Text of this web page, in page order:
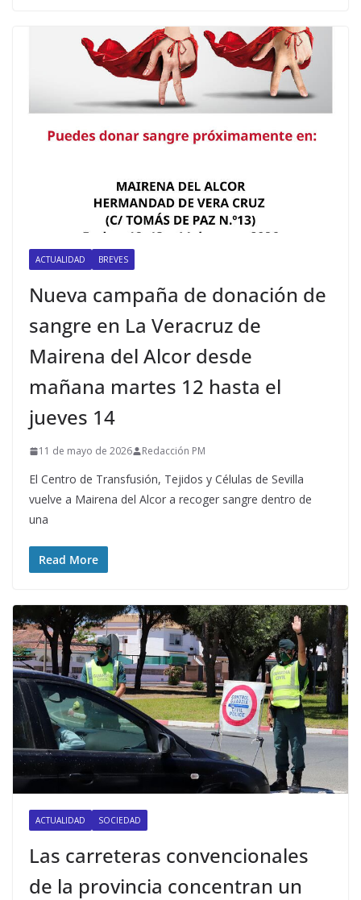
ACTUALIDAD BREVES
Nueva campaña de donación de
sangre en La Veracruz de
Mairena del Alcor desde
mañana martes 12 hasta el
jueves 14
11 de mayo de 2026 Redacción PM
El Centro de Transfusión, Tejidos y Células de Sevilla
vuelve a Mairena del Alcor a recoger sangre dentro de
una
Read More
ACTUALIDAD SOCIEDAD
Las carreteras convencionales
de la provincia concentran un